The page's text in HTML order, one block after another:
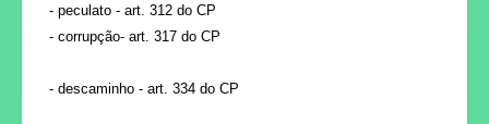
- peculato - art. 312 do CP
- corrupção- art. 317 do CP
- descaminho - art. 334 do CP